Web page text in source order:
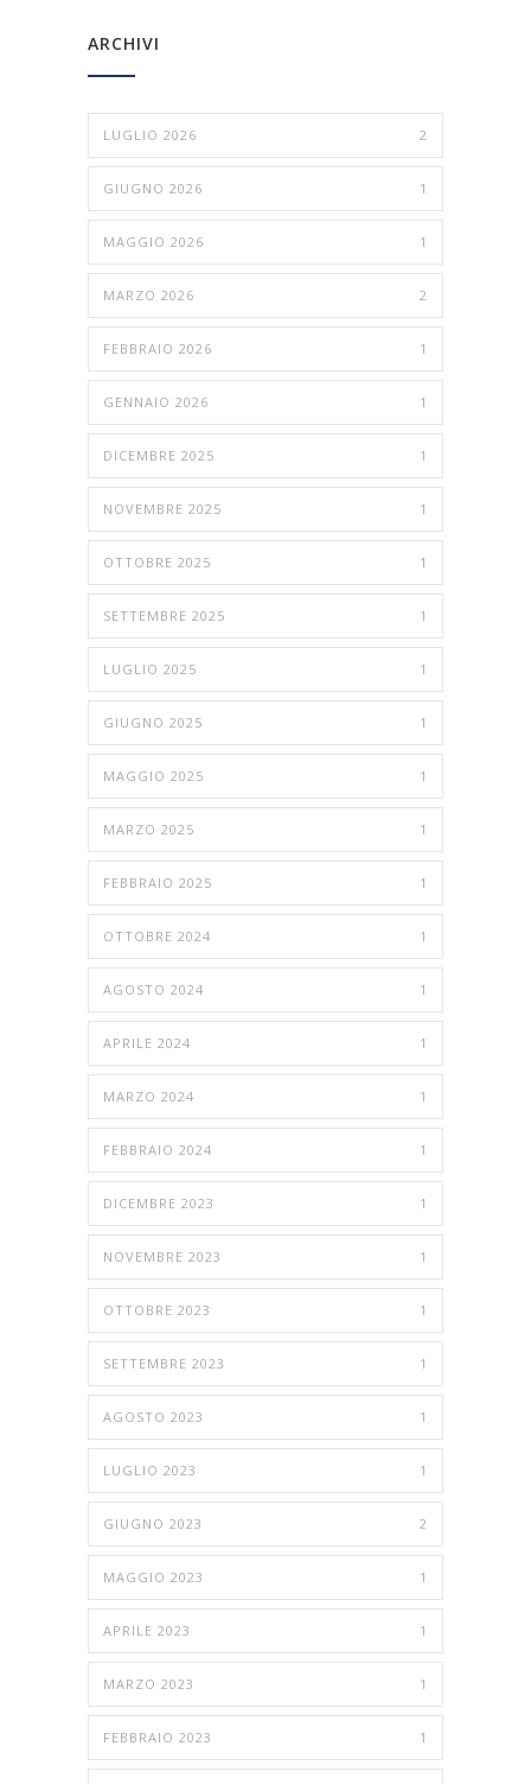
ARCHIVI
LUGLIO 2026 2
GIUGNO 2026 1
MAGGIO 2026 1
MARZO 2026 2
FEBBRAIO 2026 1
GENNAIO 2026 1
DICEMBRE 2025 1
NOVEMBRE 2025 1
OTTOBRE 2025 1
SETTEMBRE 2025 1
LUGLIO 2025 1
GIUGNO 2025 1
MAGGIO 2025 1
MARZO 2025 1
FEBBRAIO 2025 1
OTTOBRE 2024 1
AGOSTO 2024 1
APRILE 2024 1
MARZO 2024 1
FEBBRAIO 2024 1
DICEMBRE 2023 1
NOVEMBRE 2023 1
OTTOBRE 2023 1
SETTEMBRE 2023 1
AGOSTO 2023 1
LUGLIO 2023 1
GIUGNO 2023 2
MAGGIO 2023 1
APRILE 2023 1
MARZO 2023 1
FEBBRAIO 2023 1